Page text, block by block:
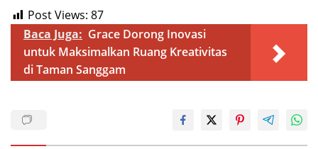
Post Views: 87
Baca Juga: Grace Dorong Inovasi
untuk Maksimalkan Ruang Kreativitas
di Taman Sanggam